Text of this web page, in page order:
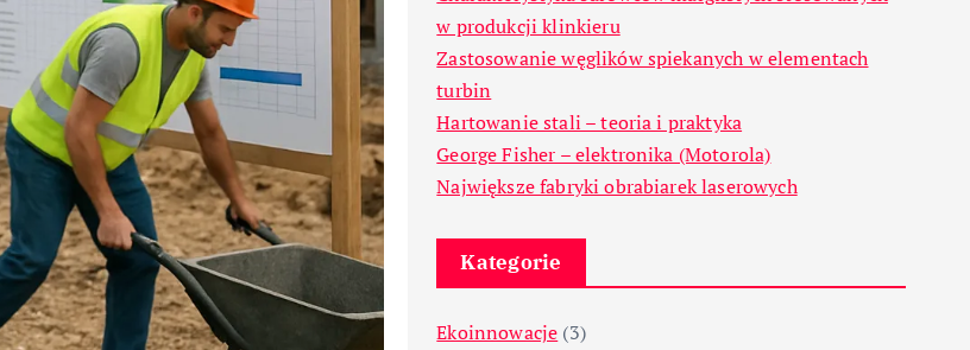
w produkcji klinkieru
Zastosowanie węglików spiekanych w elementach
turbin
Hartowanie stali – teoria i praktyka
George Fisher – elektronika (Motorola)
Największe fabryki obrabiarek laserowych
Kategorie
Ekoinnowacje (3)